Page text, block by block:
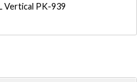
Vertical PK-939